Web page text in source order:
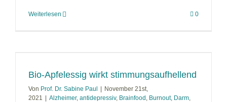
Weiterlesen 0
Bio-Apfelessig wirkt stimmungsaufhellend
Von Prof. Dr. Sabine Paul
November 21st,
2021
Alzheimer, antidepressiv, Brainfood , Burnout, Darm,